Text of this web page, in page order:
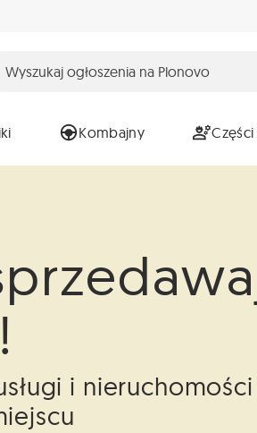
Kombajny
i nieruchomości